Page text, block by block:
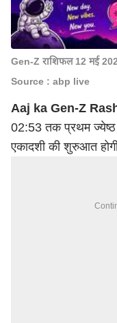
Gen-Z राशिफल 12 मई
Source : abp live
Aaj ka Gen-Z
02:53 तक प्रथम ज्येष्ठ
एकादशी की शुरुआत